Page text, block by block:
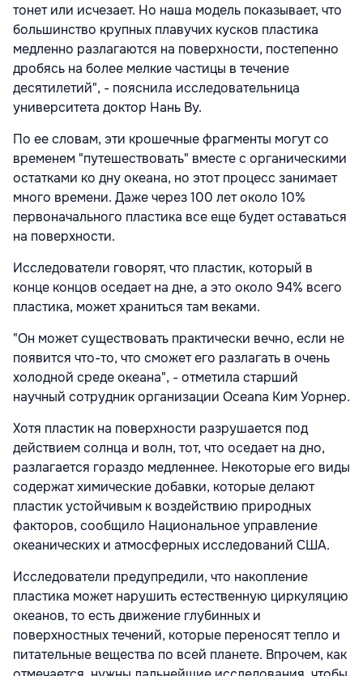
тонет или исчезает. Но наша модель показывает, что
большинство крупных плавучих кусков пластика
медленно разлагаются на поверхности, постепенно
дробясь на более мелкие частицы в течение
десятилетий", - пояснила исследовательница
университета доктор Нань Ву.
По ее словам, эти крошечные фрагменты могут со
временем "путешествовать" вместе с органическими
остатками ко дну океана, но этот процесс занимает
много времени. Даже через 100 лет около 10%
первоначального пластика все еще будет оставаться
на поверхности.
Исследователи говорят, что пластик, который в
конце концов оседает на дне, а это около 94% всего
пластика, может храниться там веками.
"Он может существовать практически вечно, если не
появится что-то, что сможет его разлагать в очень
холодной среде океана", - отметила старший
научный сотрудник организации Oceana Ким Уорнер.
Хотя пластик на поверхности разрушается под
действием солнца и волн, тот, что оседает на дно,
разлагается гораздо медленнее. Некоторые его виды
содержат химические добавки, которые делают
пластик устойчивым к воздействию природных
факторов, сообщило Национальное управление
океанических и атмосферных исследований США.
Исследователи предупредили, что накопление
пластика может нарушить естественную циркуляцию
океанов, то есть движение глубинных и
поверхностных течений, которые переносят тепло и
питательные вещества по всей планете. Впрочем, как